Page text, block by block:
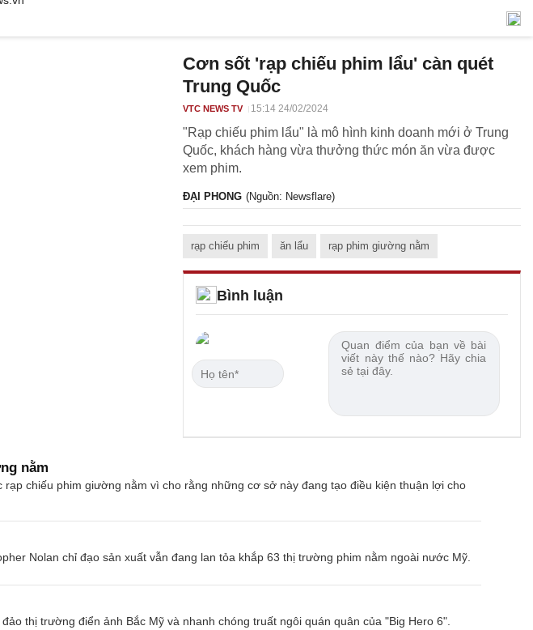
Cơn sốt 'rạp chiếu phim lẩu' càn quét
Trung Quốc
VTC NEWS TV 15:14 24/02/2024
"Rạp chiếu phim lẩu" là mô hình kinh doanh mới ở Trung
Quốc, khách hàng vừa thưởng thức món ăn vừa được
xem phim.
ĐẠI PHONG (Nguồn: Newsflare)
rạp chiếu phim ăn lẩu rạp phim giường nằm
Bình luận
nằm
chiếu phim giường nằm vì cho rằng những cơ sở này đang tạo điều kiện thuận lợi cho
Nolan chỉ đạo sản xuất vẫn đang lan tỏa khắp 63 thị trường phim nằm ngoài nước Mỹ.
thị trường điển ảnh Bắc Mỹ và nhanh chóng truất ngôi quán quân của "Big Hero 6".